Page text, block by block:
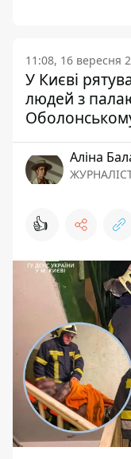
11:08, 16 вересня
У Києві
людей з
Аліна
👍